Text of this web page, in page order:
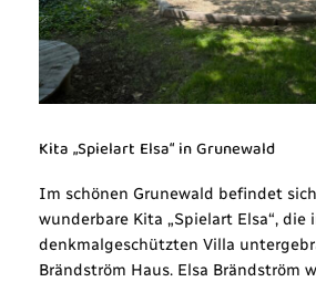
Kita „Spielart Elsa“ in Grunewald
Im schönen Grunewald befindet
wunderbare Kita „Spielart Elsa“, die
denkmalgeschützten Villa
Brändström Haus. Elsa Brändström